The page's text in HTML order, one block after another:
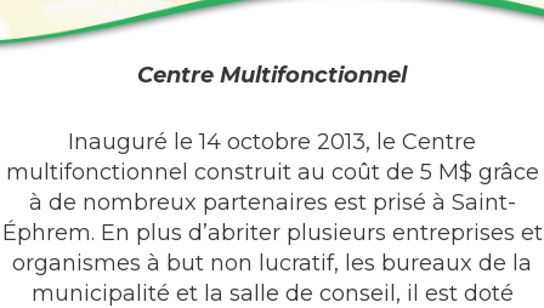
Centre Multifonctionnel
Inauguré le 14 octobre 2013, le Centre
multifonctionnel construit au coût de 5 M$ grâce
à de nombreux partenaires est prisé à Saint-
Éphrem. En plus d’abriter plusieurs entreprises et
organismes à but non lucratif, les bureaux de la
municipalité et la salle de conseil, il est doté